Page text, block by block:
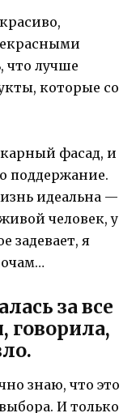
что лучше
которые со
фасад, и
поддержание.
идеальна —
человек, у
задевает, я
за все
говорила,
знаю, что это
И только